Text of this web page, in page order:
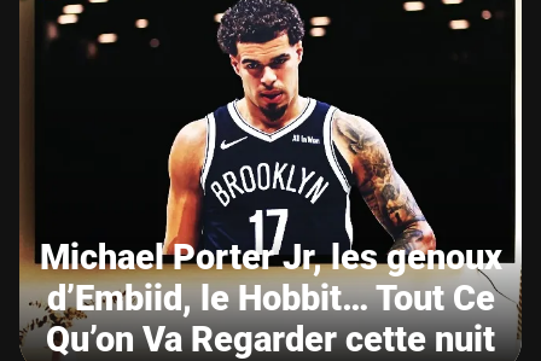
Michael Porter Jr, les genoux
d’Embiid, le Hobbit… Tout Ce
Qu’on Va Regarder cette nuit